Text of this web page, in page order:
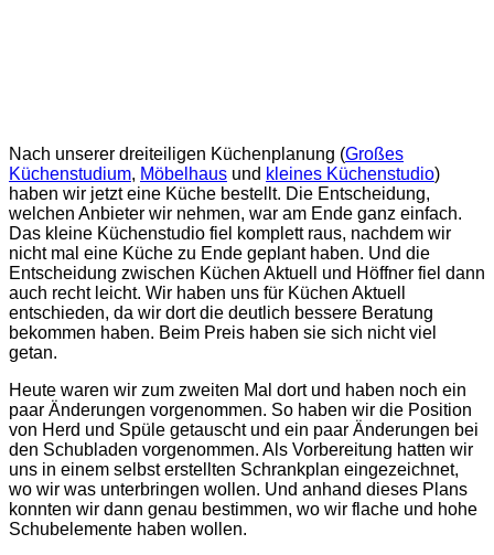
Nach unserer dreiteiligen Küchenplanung (Großes
Küchenstudium, Möbelhaus und kleines Küchenstudio)
haben wir jetzt eine Küche bestellt. Die Entscheidung,
welchen Anbieter wir nehmen, war am Ende ganz einfach.
Das kleine Küchenstudio fiel komplett raus, nachdem wir
nicht mal eine Küche zu Ende geplant haben. Und die
Entscheidung zwischen Küchen Aktuell und Höffner fiel dann
auch recht leicht. Wir haben uns für Küchen Aktuell
entschieden, da wir dort die deutlich bessere Beratung
bekommen haben. Beim Preis haben sie sich nicht viel
getan.
Heute waren wir zum zweiten Mal dort und haben noch ein
paar Änderungen vorgenommen. So haben wir die Position
von Herd und Spüle getauscht und ein paar Änderungen bei
den Schubladen vorgenommen. Als Vorbereitung hatten wir
uns in einem selbst erstellten Schrankplan eingezeichnet,
wo wir was unterbringen wollen. Und anhand dieses Plans
konnten wir dann genau bestimmen, wo wir flache und hohe
Schubelemente haben wollen.